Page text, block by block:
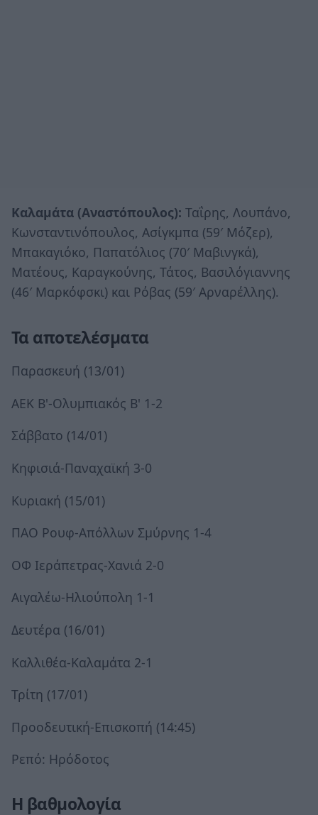
Καλαμάτα (Αναστόπουλος): Ταΐρης, Λουπάνο,
Κωνσταντινόπουλος, Ασίγκμπα (59′ Μόζερ),
Μπακαγιόκο, Παπατόλιος (70′ Μαβινγκά),
Ματέους, Καραγκούνης, Τάτος, Βασιλόγιαννης
(46′ Μαρκόφσκι) και Ρόβας (59′ Αρναρέλλης).
Τα αποτελέσματα
Παρασκευή (13/01)
ΑΕΚ Β'-Ολυμπιακός Β' 1-2
Σάββατο (14/01)
Κηφισιά-Παναχαϊκή 3-0
Κυριακή (15/01)
ΠΑΟ Ρουφ-Απόλλων Σμύρνης 1-4
ΟΦ Ιεράπετρας-Χανιά 2-0
Αιγαλέω-Ηλιούπολη 1-1
Δευτέρα (16/01)
Καλλιθέα-Καλαμάτα 2-1
Τρίτη (17/01)
Προοδευτική-Επισκοπή (14:45)
Ρεπό: Ηρόδοτος
Η βαθμολογία